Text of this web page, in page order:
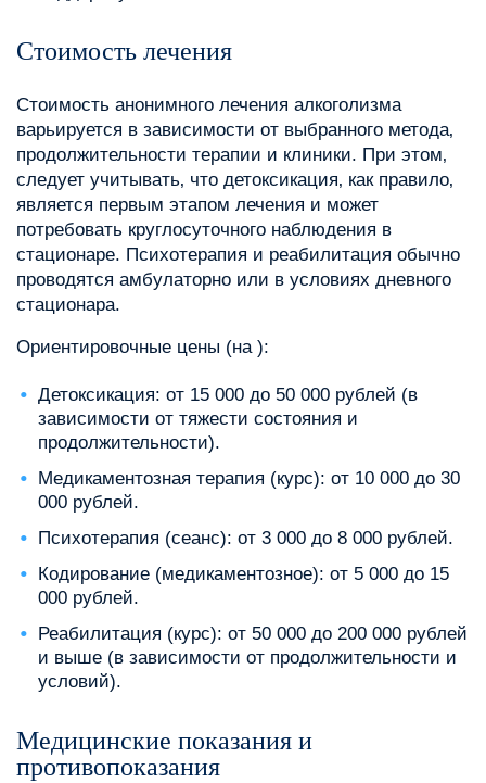
Стоимость лечения
Стоимость анонимного лечения алкоголизма
варьируется в зависимости от выбранного метода‚
продолжительности терапии и клиники. При этом‚
следует учитывать‚ что детоксикация‚ как правило‚
является первым этапом лечения и может
потребовать круглосуточного наблюдения в
стационаре. Психотерапия и реабилитация обычно
проводятся амбулаторно или в условиях дневного
стационара.
Ориентировочные цены (на ):
Детоксикация: от 15 000 до 50 000 рублей (в
зависимости от тяжести состояния и
продолжительности).
Медикаментозная терапия (курс): от 10 000 до 30
000 рублей.
Психотерапия (сеанс): от 3 000 до 8 000 рублей.
Кодирование (медикаментозное): от 5 000 до 15
000 рублей.
Реабилитация (курс): от 50 000 до 200 000 рублей
и выше (в зависимости от продолжительности и
условий).
Медицинские показания и
противопоказания